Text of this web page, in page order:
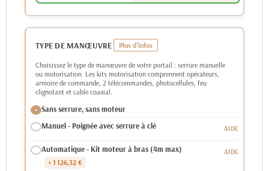
TYPE DE MANŒUVRE
Choisissez le type de manœuvre de votre portail : serrure manuelle
ou motorisation. Les kits motorisation comprennent opérateurs,
armoire de commande, 2 télécommandes, photocellules, feu
clignotant et cable coaxial.
Sans serrure, sans moteur
Manuel - Poignée avec serrure à clé
Automatique - Kit moteur à bras (4m max)
+ 1 126,32 €